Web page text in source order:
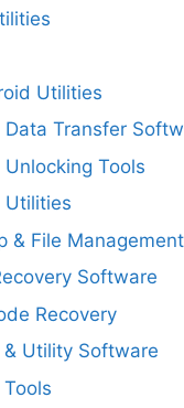
Utilities
Data Transfer
Tools
Utilities
& File Management
Software
Recovery
& Utility Software